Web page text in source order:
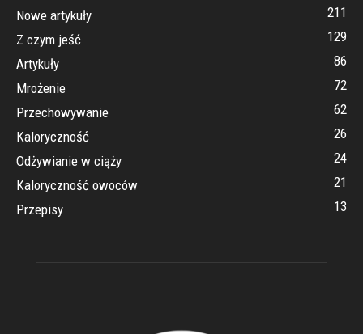
Nowe artykuły
211
Z czym jeść
129
Artykuły
86
Mrożenie
72
Przechowywanie
62
Kaloryczność
26
Odżywianie w ciąży
24
Kaloryczność owoców
21
Przepisy
13